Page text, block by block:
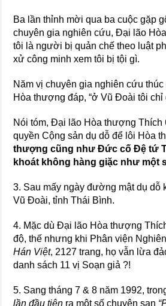
Ba lần thỉnh mời qua ba cuộc gặp
chuyên gia nghiên cứu, Đại lão
tôi là người bị quản chế theo luật
xử công minh xem tôi bị tội gì.
Năm vị chuyên gia nghiên cứu
Hòa thượng đáp, “ở Vũ Đoài tôi chỉ
Nói tóm, Đại lão Hòa thượng
quyền Cộng sản dụ dỗ để lôi Hòa
thượng cũng như Đức cố Đệ tứ
khoát không hàng giặc như một
3. Sau mấy ngày đường mật dụ
Vũ Đoài, tỉnh Thái Bình.
4. Mặc dù Đại lão Hòa thượng
độ, thế nhưng khi Phân viện
Hán Việt, 2127 trang, họ vẫn lừa
danh sách 11 vị Soạn giả ?!
5. Sang tháng 7 & 8 năm 1992,
lần đầu tiên ra một số chuyên san